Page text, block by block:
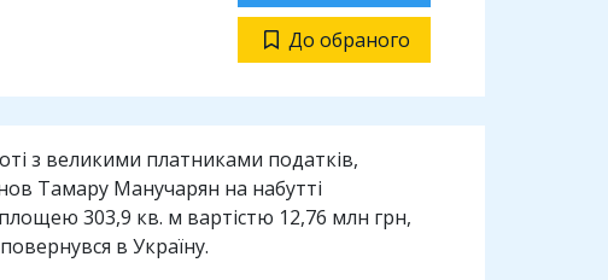
До обраного
з великими платниками податків,
Тамару Манучарян на набутті
303,9 кв. м вартістю 12,76 млн грн,
в Україну.